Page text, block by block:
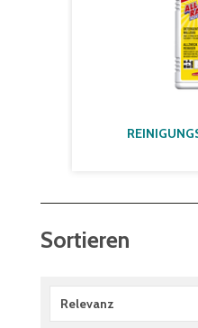
Sortieren
Relevanz